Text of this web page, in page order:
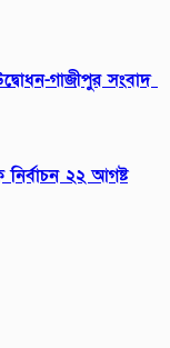
গাজীপুর সংবাদ
২২ আগষ্ট